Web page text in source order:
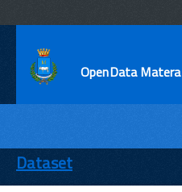
OpenData Matera
ENTI
TEMI
Dataset